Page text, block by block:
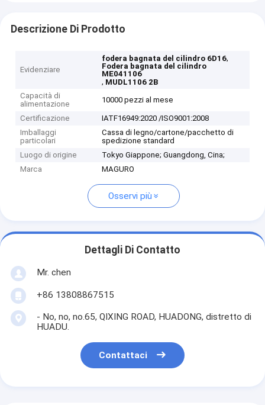
Descrizione Di Prodotto
Evidenziare
fodera bagnata del cilindro 6D16,
Fodera bagnata del cilindro
ME041106
, MUDL1106 2B
Capacità di
alimentazione
10000 pezzi al mese
Certificazione
IATF16949:2020 /ISO9001:2008
Imballaggi
particolari
Cassa di legno/cartone/pacchetto di
spedizione standard
Luogo di origine
Tokyo Giappone; Guangdong, Cina;
Marca
MAGURO
Osservi più
Dettagli Di Contatto
Mr. chen
+86 13808867515
- No, no, no.65, QIXING ROAD, HUADONG, distretto di
HUADU.
Contattaci